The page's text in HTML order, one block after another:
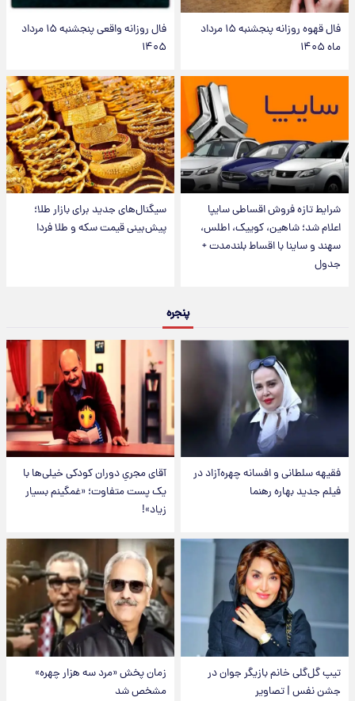
فال قهوه روزانه پنجشنبه ۱۵ مرداد
ماه ۱۴۰۵
فال روزانه واقعی پنجشنبه ۱۵ مرداد
۱۴۰۵
شرایط تازه فروش اقساطی سایپا
اعلام شد؛ شاهین، کوییک، اطلس،
سهند و ساینا با اقساط بلندمدت +
جدول
سیگنال‌های جدید برای بازار طلا؛
پیش‌بینی قیمت سکه و طلا فردا
پنجره
فقیهه سلطانی و افسانه چهره‌آزاد در
فیلم جدید بهاره رهنما
آقای مجریِ دوران کودکی خیلی‌ها با
یک پست متفاوت؛ «غمگینم بسیار
زیاد»!
تیپ گل‌گلی خانم بازیگر جوان در
جشن نفس | تصاویر
زمان پخش «مرد سه هزار چهره»
مشخص شد